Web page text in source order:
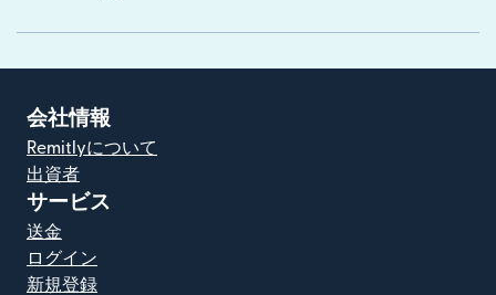
会社情報
Remitlyについて
出資者
サービス
送金
ログイン
新規登録